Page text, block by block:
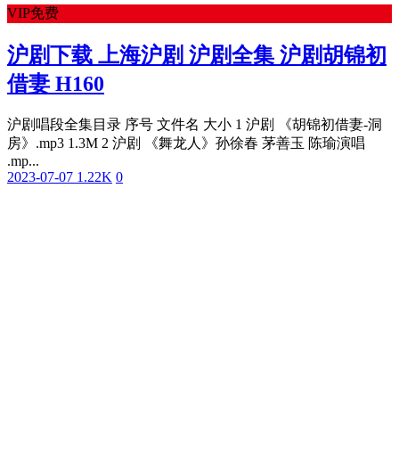
VIP免费
沪剧下载 上海沪剧 沪剧全集 沪剧胡锦初
借妻 H160
沪剧唱段全集目录 序号 文件名 大小 1 沪剧 《胡锦初借妻-洞
房》.mp3 1.3M 2 沪剧 《舞龙人》孙徐春 茅善玉 陈瑜演唱
.mp...
2023-07-07 1.22K 0